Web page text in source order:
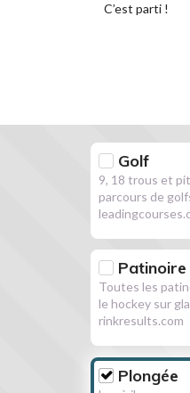
C’est parti !
Golf
9, 18 trous et
parcours de
Patinoire
Toutes les
le hockey sur
rinkresults.com
Plongée